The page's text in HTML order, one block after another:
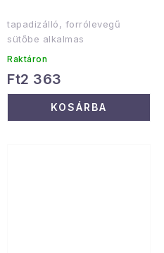
tapadizálló, forrólevegű
sütőbe alkalmas
Raktáron
Ft2 363
KOSÁRBA